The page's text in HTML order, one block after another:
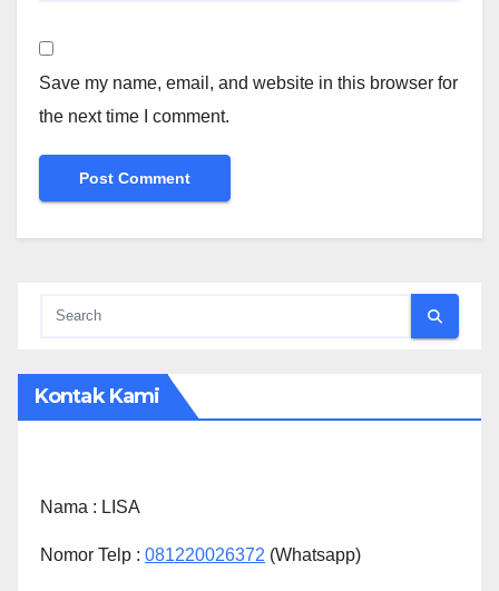
Save my name, email, and website in this browser for
the next time I comment.
Kontak Kami
Nama : LISA
Nomor Telp : 081220026372 (Whatsapp)